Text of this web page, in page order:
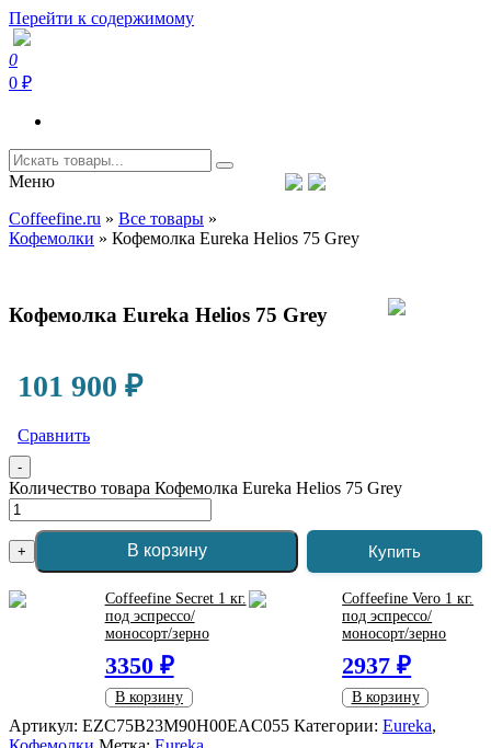
Перейти к содержимому
Coffeefine.ru
Интернет-магазин кофемашин и кофейной техники для дома
0
0 ₽
Меню
Coffeefine.ru » Все товары »
Кофемолки » Кофемолка Eureka Helios 75 Grey
Кофемолка Eureka Helios 75 Grey
101 900 ₽
Сравнить
-
Количество товара Кофемолка Eureka Helios 75 Grey
+ В корзину Купить
Coffeefine Secret 1 кг.
под эспрессо/
моносорт/зерно
3350 ₽
В корзину
Coffeefine Vero 1 кг.
под эспрессо/
моносорт/зерно
2937 ₽
В корзину
Артикул: EZC75B23M90H00EAC055 Категории: Eureka,